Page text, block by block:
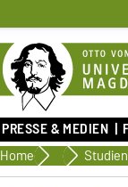
PRESSE & MEDIEN
Home